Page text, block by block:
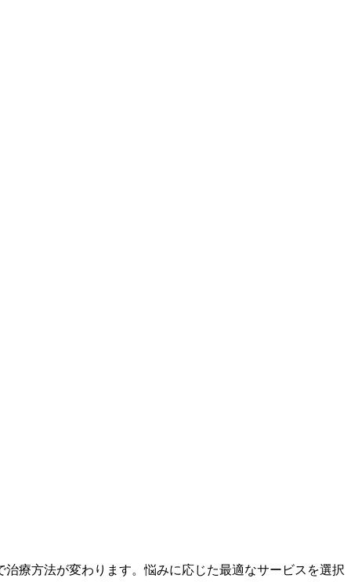
療方法が変わります。悩みに応じた最適なサービスを選択